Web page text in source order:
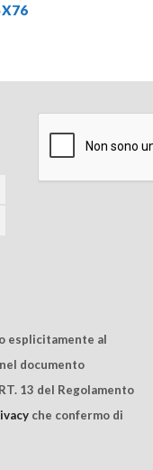
esplicitamente al
documento
13 del Regolamento
che confermo di